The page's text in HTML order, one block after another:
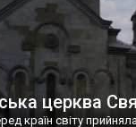
церква
країн світу